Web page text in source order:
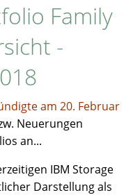
Family
-
am 20. Februar
Neuerungen
an...
IBM Storage
Darstellung als